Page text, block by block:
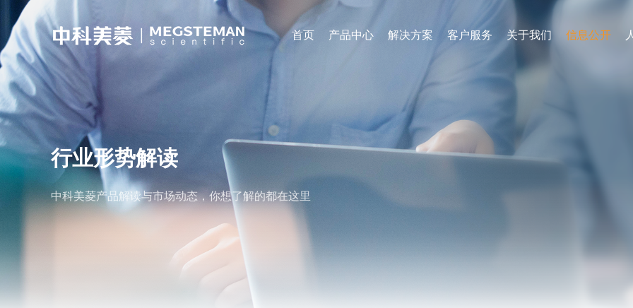
首页 产品中心 解决方案 客户服务 关于我们 信息公开
行业形势解读
中科美菱产品解读与市场动态，你想了解的都在这里